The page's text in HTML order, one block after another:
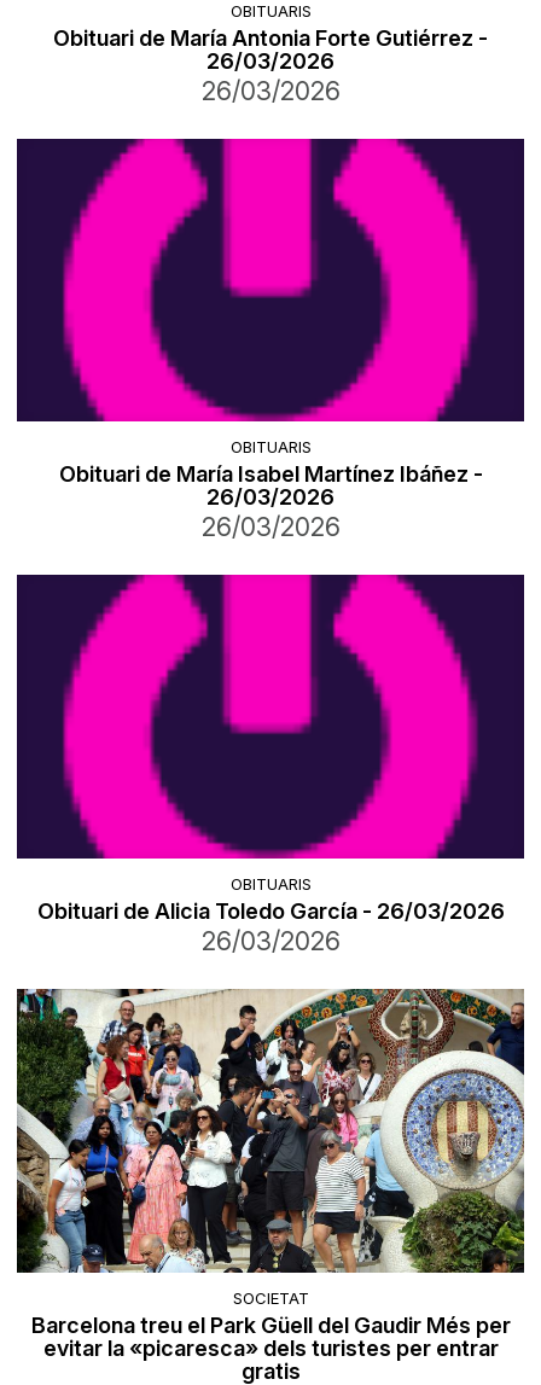
OBITUARIS
Obituari de María Antonia Forte Gutiérrez -
26/03/2026
26/03/2026
OBITUARIS
Obituari de María Isabel Martínez Ibáñez -
26/03/2026
26/03/2026
OBITUARIS
Obituari de Alicia Toledo García - 26/03/2026
26/03/2026
SOCIETAT
Barcelona treu el Park Güell del Gaudir Més per
evitar la «picaresca» dels turistes per entrar
gratis